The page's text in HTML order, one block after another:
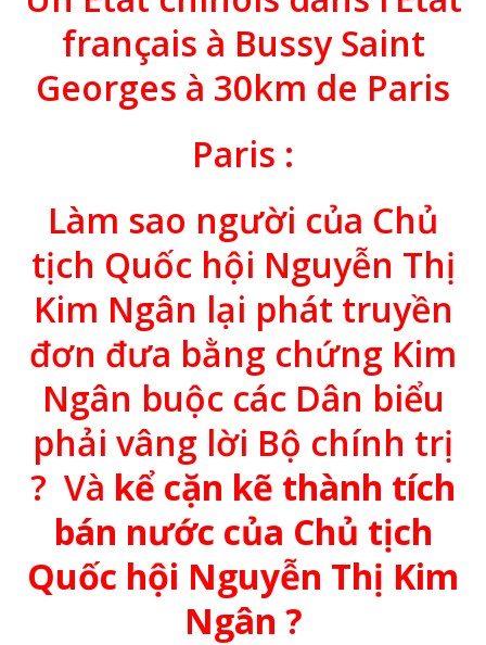
français à Bussy Saint
Georges à 30km de Paris
Paris :
Làm sao người của Chủ
tịch Quốc hội Nguyễn Thị
Kim Ngân lại phát truyền
đơn đưa bằng chứng Kim
Ngân buộc các Dân biểu
phải vâng lời Bộ chính trị
? Và kể cặn kẽ thành tích
bán nước của Chủ tịch
Quốc hội Nguyễn Thị Kim
Ngân ?